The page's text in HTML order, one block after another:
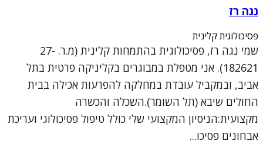
נגה רז
פסיכולוגית קלינית
שמי נגה רז, פסיכולוגית בהתמחות קלינית (מ.ר. 27-
182621). אני מטפלת במבוגרים בקליניקה פרטית בתל
אביב, ובמקביל עובדת במחלקה להפרעות אכילה בבית
החולים שיבא (תל השומר).השכלה והכשרה
מקצועית:הניסיון המקצועי שלי כולל טיפול פסיכולוגי ועריכת
אבחונים פסיכו...